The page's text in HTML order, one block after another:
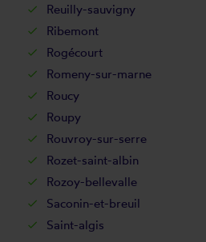
Reuilly-sauvigny
Ribemont
Rogécourt
Romeny-sur-marne
Roucy
Roupy
Rouvroy-sur-serre
Rozet-saint-albin
Rozoy-bellevalle
Saconin-et-breuil
Saint-algis